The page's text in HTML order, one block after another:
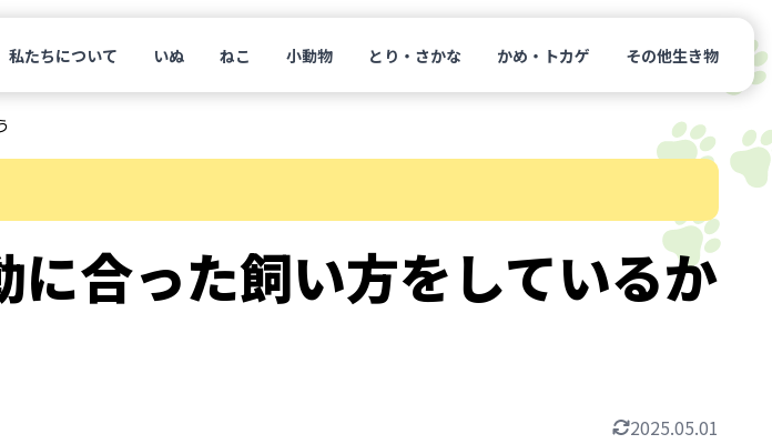
私たちについて いぬ ねこ 小動物 とり・さかな かめ・トカゲ その他生き物
合った飼い方をしているか
2025.05.01